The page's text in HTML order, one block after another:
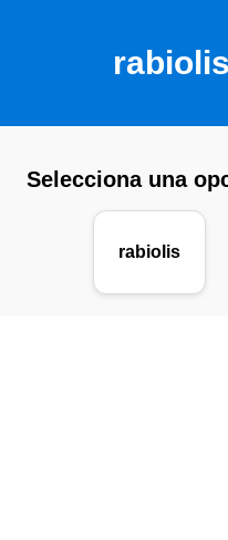
rabiolis
Selecciona una
rabiolis